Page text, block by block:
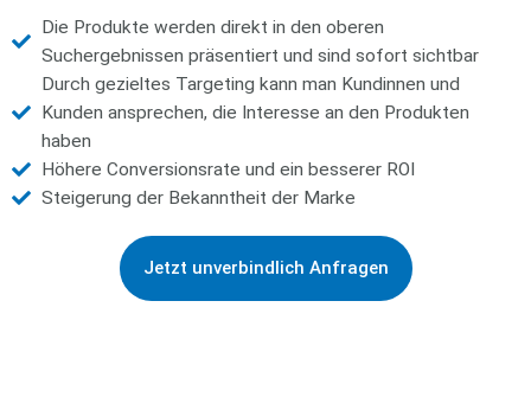
Die Produkte werden direkt in den oberen
Suchergebnissen präsentiert und sind sofort sichtbar
Durch gezieltes Targeting kann man Kundinnen und
Kunden ansprechen, die Interesse an den Produkten
haben
Höhere Conversionsrate und ein besserer ROI
Steigerung der Bekanntheit der Marke
Jetzt unverbindlich Anfragen